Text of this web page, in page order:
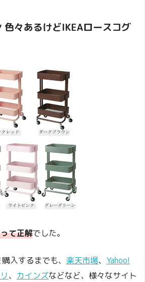
色々あるけどIKEAロースコグ
て正解でした。
入するまでも、 楽天市場、 Yahoo!
、 カインズなどなど、 様々なサイト